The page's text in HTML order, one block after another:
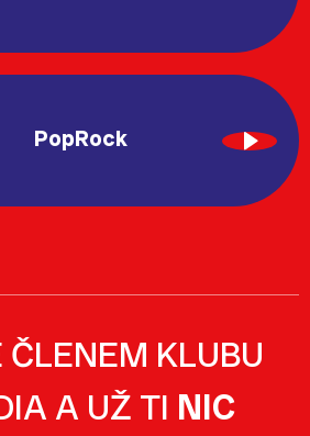
PopRock
ČLENEM KLUBU
A UŽ TI NIC